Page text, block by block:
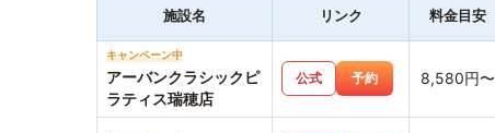
施設名 リンク 料金目安
キャンペーン中
アーバンクラシックピ
ラティス瑞穂店
公式 予約 8,580円〜